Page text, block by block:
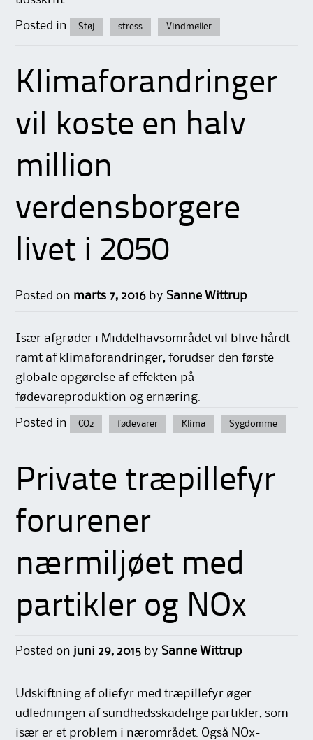
Posted in Støj stress Vindmøller
Klimaforandringer
vil koste en halv
million
verdensborgere
livet i 2050
Posted on marts 7, 2016 bySanne Wittrup
Især afgrøder i Middelhavsområdet vil blive hårdt
ramt af klimaforandringer, forudser den første
globale opgørelse af effekten på
fødevareproduktion og ernæring.
Posted in CO2 fødevarer Klima Sygdomme
Private træpillefyr
forurener
nærmiljøet med
partikler og NOx
Posted on juni 29, 2015 bySanne Wittrup
Udskiftning af oliefyr med træpillefyr øger
udledningen af sundhedsskadelige partikler, som
især er et problem i nærområdet. Også NOx-